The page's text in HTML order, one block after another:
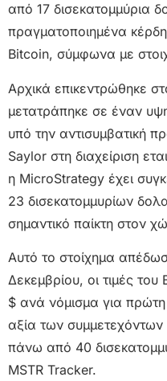
από 17 δισεκατομμύρια
πραγματοποιημένα
Bitcoin, σύμφωνα με
Αρχικά επικεντρώθηκε
μετατράπηκε σε έναν
υπό την αντισυμβατική
Saylor στη διαχείριση
η MicroStrategy έχει
23 δισεκατομμυρίων
σημαντικό παίκτη στον
Αυτό το στοίχημα
Δεκεμβρίου, οι τιμές
$ ανά νόμισμα για
αξία των
πάνω από 40
MSTR Tracker.